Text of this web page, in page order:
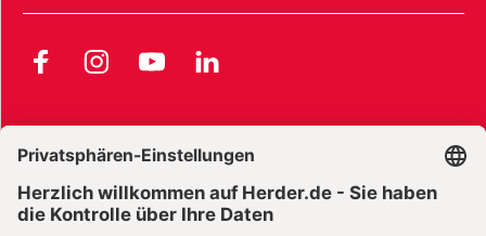
FacebookInstagramYouTubeLinkedIn
Widerrufsbelehrung E-Books
Widerrufsbelehrung Zeitschriften Datenschutz
Datenschutz Social Media Barrierefreiheit